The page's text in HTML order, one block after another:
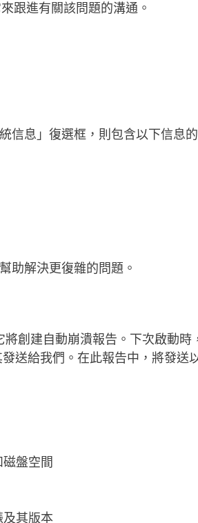
跟進有關該問題的溝通。
信息」復選框，則包含以下信息
助解決更復雜的問題。
創建自動崩潰報告。下次啟動時
送給我們。在此報告中，將發送
盤空間
及其版本